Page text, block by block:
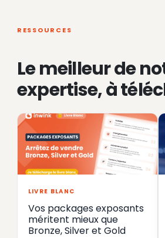
RESSOURCES
Le meilleur de
expertise, à
LIVRE BLANC
Vos packages exposants
méritent mieux que
Bronze, Silver et Gold